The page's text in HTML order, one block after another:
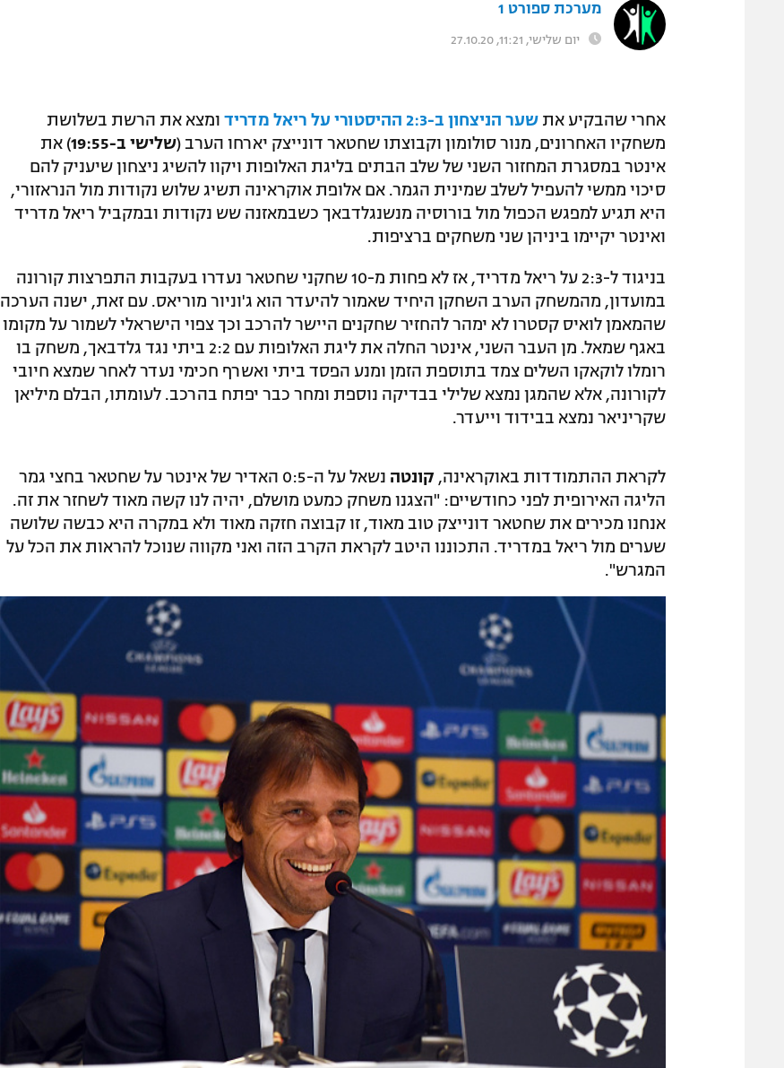
מערכת ספורט 1
יום שלישי, 11:21, 27.10.20
אחרי שהבקיע את שער הניצחון ב-2:3 ההיסטורי על ריאל מדריד
ומצא את הרשת בשלושת
משחקיו האחרונים, מנור סולומון וקבוצתו שחטאר דונייצק יארחו הערב (שלישי ב-19:55
) את
אינטר במסגרת המחזור השני של שלב הבתים בליגת האלופות ויקוו להשיג ניצחון שיעניק להם
סיכוי ממשי להעפיל לשלב שמינית הגמר. אם אלופת אוקראינה תשיג שלוש נקודות מול הנראזורי,
היא תגיע למפגש הכפול מול בורוסיה מנשנגלדבאך כשבמאזנה שש נקודות ובמקביל ריאל מדריד
ואינטר יקיימו ביניהן שני משחקים ברציפות.
בניגוד ל-2:3 על ריאל מדריד, אז לא פחות מ-10 שחקני שחטאר נעדרו בעקבות התפרצות קורונה
במועדון, מהמשחק הערב השחקן היחיד שאמור להיעדר הוא ג'וניור מוריאס. עם זאת, ישנה הערכה
שהמאמן לואיס קסטרו לא ימהר להחזיר שחקנים היישר להרכב וכך צפוי הישראלי לשמור על מקומו
באגף שמאל. מן העבר השני, אינטר החלה את ליגת האלופות עם 2:2 ביתי נגד גלדבאך, משחק בו
רומלו לוקאקו השלים צמד בתוספת הזמן ומנע הפסד ביתי ואשרף חכימי נעדר לאחר שמצא חיובי
לקורונה, אלא שהמגן נמצא שלילי בבדיקה נוספת ומחר כבר יפתח בהרכב. לעומתו, הבלם מיליאן
שקריניאר נמצא בבידוד וייעדר.
לקראת ההתמודדות באוקראינה, קונטה
נשאל על ה-0:5 האדיר של אינטר על שחטאר בחצי גמר
הליגה האירופית לפני כחודשיים: "הצגנו משחק כמעט מושלם, יהיה לנו קשה מאוד לשחזר את זה.
אנחנו מכירים את שחטאר דונייצק טוב מאוד, זו קבוצה חזקה מאוד ולא במקרה היא כבשה שלושה
שערים מול ריאל במדריד. התכוננו היטב לקראת הקרב הזה ואני מקווה שנוכל להראות את הכל על
המגרש".